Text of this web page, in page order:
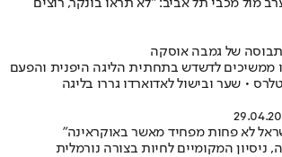
מול מכבי תל אביב: "לא תראו בונקר, רוצים
ממשיכים לדשדש בתחתית הליגה היפנית והפעם
אנטלרס • שער ובישול לאדוארדו גררו בליגה
לא פחות מפחיד מאשר באוקראינה"
המקומיים לחיות בצורה נורמלית